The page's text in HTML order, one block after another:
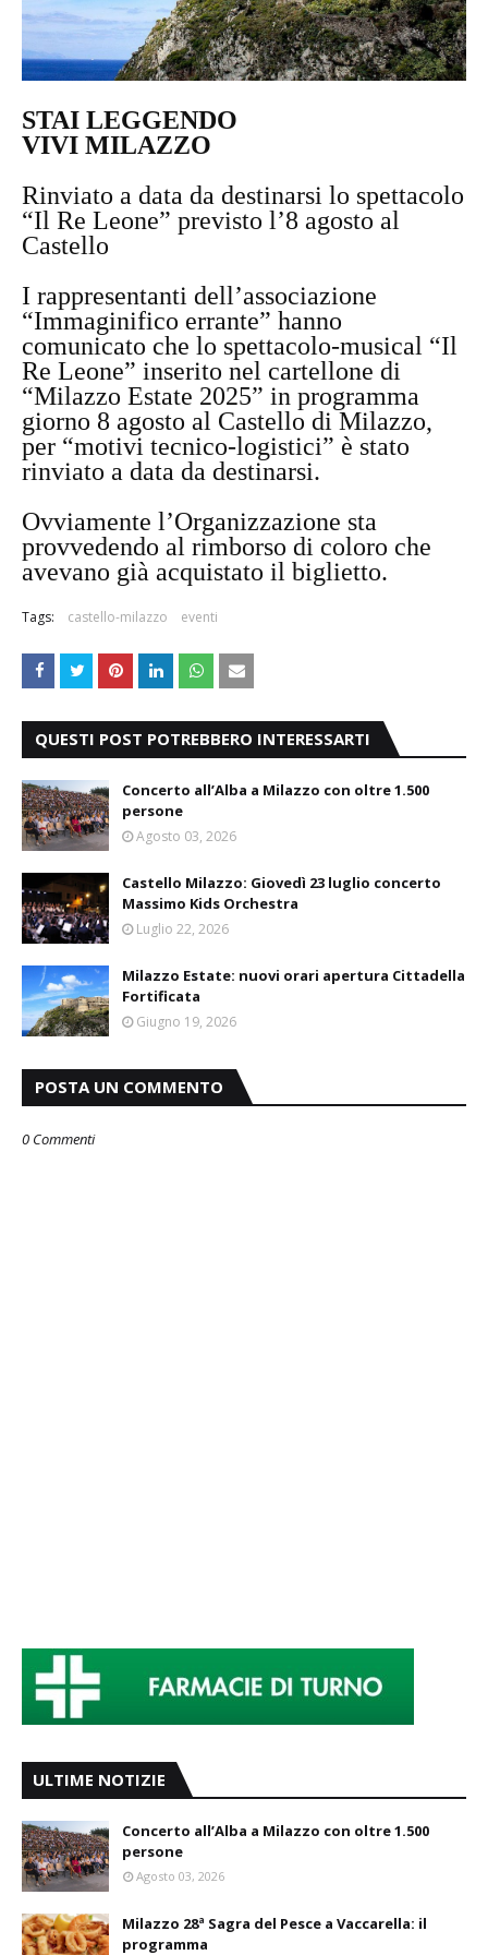
STAI LEGGENDO
VIVI MILAZZO
Rinviato a data da destinarsi lo spettacolo
“Il Re Leone” previsto l’8 agosto al
Castello
I rappresentanti dell’associazione
“Immaginifico errante” hanno
comunicato che lo spettacolo-musical “Il
Re Leone” inserito nel cartellone di
“Milazzo Estate 2025” in programma
giorno 8 agosto al Castello di Milazzo,
per “motivi tecnico-logistici” è stato
rinviato a data da destinarsi.
Ovviamente l’Organizzazione sta
provvedendo al rimborso di coloro che
avevano già acquistato il biglietto.
Tags: castello-milazzo eventi
QUESTI POST POTREBBERO INTERESSARTI
Concerto all’Alba a Milazzo con oltre 1.500
persone
Agosto 03, 2026
Castello Milazzo: Giovedì 23 luglio concerto
Massimo Kids Orchestra
Luglio 22, 2026
Milazzo Estate: nuovi orari apertura Cittadella
Fortificata
Giugno 19, 2026
POSTA UN COMMENTO
0 Commenti
ULTIME NOTIZIE
Concerto all’Alba a Milazzo con oltre 1.500
persone
Agosto 03, 2026
Milazzo 28ª Sagra del Pesce a Vaccarella: il
programma